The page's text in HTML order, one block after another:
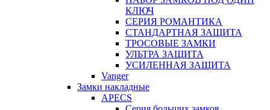
КЛЮЧ
СЕРИЯ РОМАНТИКА
СТАНДАРТНАЯ ЗАЩИТА
ТРОСОВЫЕ ЗАМКИ
УЛЬТРА ЗАЩИТА
УСИЛЕННАЯ ЗАЩИТА
Vanger
Замки накладные
APECS